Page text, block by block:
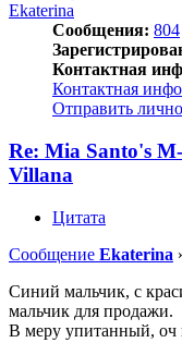
Ekaterina
Сообщения: 804
Контактная
Контактная
Отправить
Re: Mia Santo's
Villana
Цитата
Сообщение Ekaterina
Синий мальчик, с
мальчик для продажи.
В меру упитанный, оч